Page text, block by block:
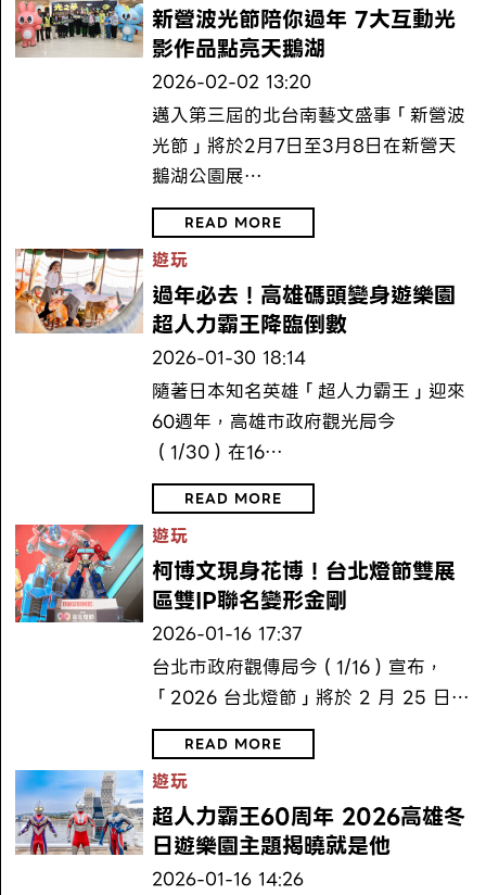
新營波光節陪你過年 7大互動光
影作品點亮天鵝湖
2026-02-02 13:20
邁入第三屆的北台南藝文盛事「新營波
光節」將於2月7日至3月8日在新營天
鵝湖公園展…
READ MORE
遊玩
過年必去！高雄碼頭變身遊樂園
超人力霸王降臨倒數
2026-01-30 18:14
隨著日本知名英雄「超人力霸王」迎來
60週年，高雄市政府觀光局今
（1/30）在16…
READ MORE
遊玩
柯博文現身花博！台北燈節雙展
區雙IP聯名變形金剛
2026-01-16 17:37
台北市政府觀傳局今（1/16）宣布，
「2026 台北燈節」將於 2 月 25 日…
READ MORE
遊玩
超人力霸王60周年 2026高雄冬
日遊樂園主題揭曉就是他
2026-01-16 14:26